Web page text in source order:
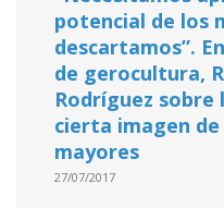
potencial de los
descartamos”.
de gerocultura,
Rodríguez sobre
cierta imagen
mayores
27/07/2017